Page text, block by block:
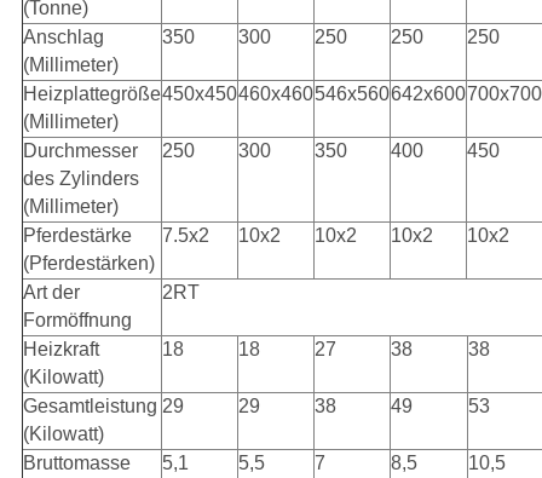
(Tonne)
Anschlag
(Millimeter)
350 300 250 250 250
Heizplattegröße
(Millimeter)
450x450460x460546x560642x600700x700
Durchmesser
des Zylinders
(Millimeter)
250 300 350 400 450
Pferdestärke
(Pferdestärken)
7.5x2 10x2 10x2 10x2 10x2
Art der
Formöffnung
2RT
Heizkraft
(Kilowatt)
18 18 27 38 38
Gesamtleistung
(Kilowatt)
29 29 38 49 53
Bruttomasse
5,1 5,5 7 8,5 10,5